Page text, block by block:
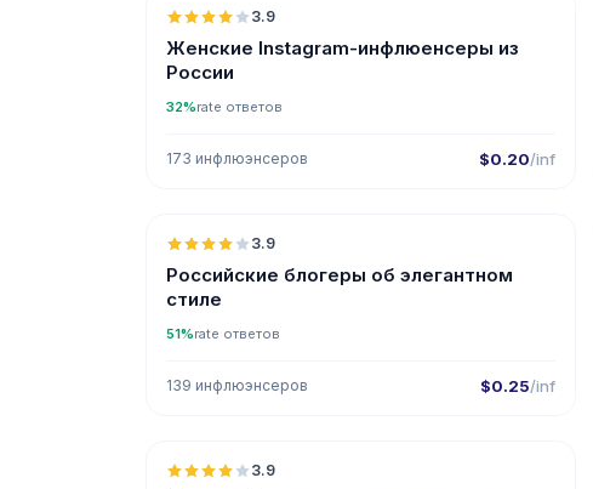
3.9
Женские Instagram-инфлюенсеры из
России
32%rate ответов
173 инфлюэнсеров $0.20/inf
3.9
Российские блогеры об элегантном
стиле
51%rate ответов
139 инфлюэнсеров $0.25/inf
3.9